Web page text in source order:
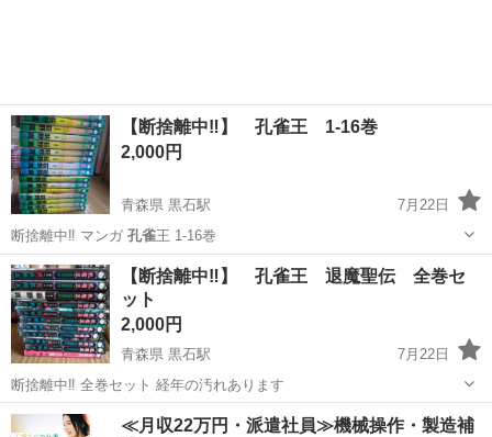
【断捨離中‼️】 孔雀王 1-16巻
2,000円
青森県 黒石駅
7月22日
断捨離中‼️ マンガ 孔雀王 1-16巻
青森 黒石市 黒石駅 マンガ、コミック、アニメ 孔雀王
【断捨離中‼️】 孔雀王 退魔聖伝 全巻セ
ット
2,000円
青森県 黒石駅
7月22日
断捨離中‼️ 全巻セット 経年の汚れあります
青森 黒石市 黒石駅 マンガ、コミック、アニメ 孔雀王
≪月収22万円・派遣社員≫機械操作・製造補